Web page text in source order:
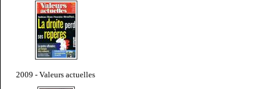
2009 - Valeurs actuelles